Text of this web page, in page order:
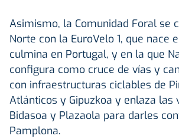
Asimismo, la Comunidad Foral se
Norte con la EuroVelo 1, que nace
culmina en Portugal, y en la que
configura como cruce de vías y
con infraestructuras ciclables de
Atlánticos y Gipuzkoa y enlaza las
Bidasoa y Plazaola para darles
Pamplona.